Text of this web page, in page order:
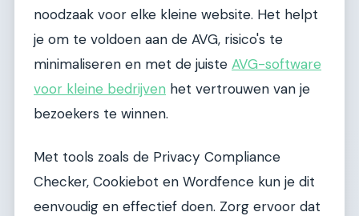
noodzaak voor elke kleine website. Het helpt
je om te voldoen aan de AVG, risico's te
minimaliseren en met de juiste AVG-software
voor kleine bedrijven het vertrouwen van je
bezoekers te winnen.
Met tools zoals de Privacy Compliance
Checker, Cookiebot en Wordfence kun je dit
eenvoudig en effectief doen. Zorg ervoor dat